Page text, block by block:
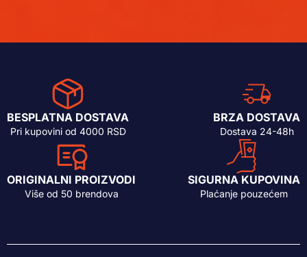
BESPLATNA DOSTAVA
Pri kupovini od 4000 RSD
BRZA DOSTAVA
Dostava 24-48h
ORIGINALNI PROIZVODI
Više od 50 brendova
SIGURNA KUPOVINA
Plaćanje pouzećem